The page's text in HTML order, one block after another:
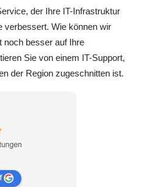
der Ihre IT-Infrastruktur
verbessert. Wie können wir
noch besser auf Ihre
Sie von einem IT-Support,
der Region zugeschnitten ist.